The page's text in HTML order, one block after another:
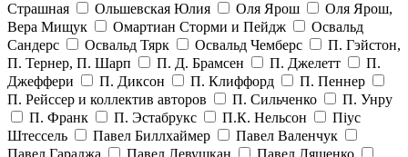
Страшная
Ольшевская Юлия Оля Ярош
Оля Ярош,
Вера Мищук
Омартиан Сторми и Пейдж
Освальд
Сандерс
Освальд Тярк Освальд Чемберс
П. Гэйстон,
П. Тернер, П. Шарп
П. Д. Брамсен П. Джелетт
П.
Джеффери
П. Диксон П. Клиффорд
П. Пеннер
П. Рейссер и коллектив авторов
П. Сильченко
П. Унру
П. Франк
П. Эстабрукс П.К. Нельсон
Піус
Штессель
Павел Биллхаймер
Павел Валенчук